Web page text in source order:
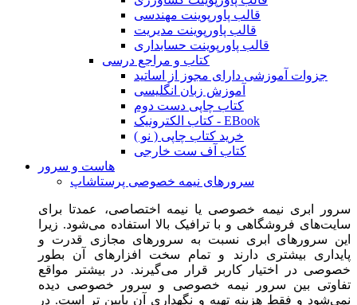
قالب پاورپوینت مهندسی
قالب پاورپوینت مدیریت
قالب پاورپوینت حسابداری
کتاب و مراجع درسی
جزوات آموزشی دارای مجوز از اساتید
آموزش زبان انگلیسی
کتاب چاپی دست دوم
کتاب الکترونیک - EBook
خرید کتاب چاپی ( نو )
کتاب آف ست خارجی
هاست و سرور
سرورهای نیمه خصوصی پرستاشاپ
سرور ابری نیمه خصوصی یا نیمه اختصاصی، عمدتا برای
سایت‌های فروشگاهی و با ترافیک بالا استفاده می‌شود. زیرا
این سرورهای ابری نسبت به سرورهای مجازی قدرت و
پایداری بیشتری دارند و تمام سخت افزارهای آن بطور
خصوصی در اختیار کاربر قرار می‌گیرند. در بیشتر مواقع
تفاوتی بین سرور نیمه خصوصی و سرور خصوصی دیده
نمی‌شود و فقط هزینه تهیه و نگهداری آن پایین تر است. در